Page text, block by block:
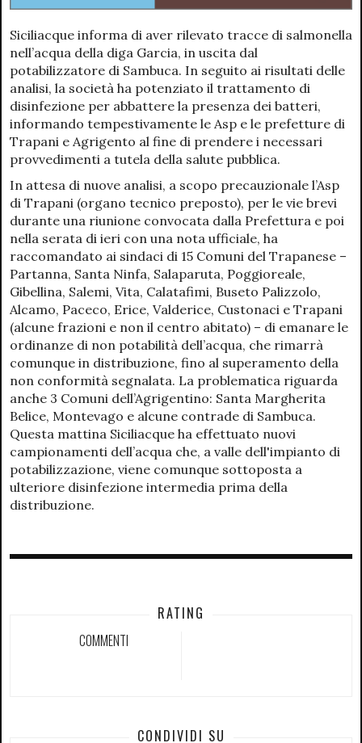
Siciliacque informa di aver rilevato tracce di salmonella
nell’acqua della diga Garcia, in uscita dal
potabilizzatore di Sambuca. In seguito ai risultati delle
analisi, la società ha potenziato il trattamento di
disinfezione per abbattere la presenza dei batteri,
informando tempestivamente le Asp e le prefetture di
Trapani e Agrigento al fine di prendere i necessari
provvedimenti a tutela della salute pubblica.
In attesa di nuove analisi, a scopo precauzionale l’Asp
di Trapani (organo tecnico preposto), per le vie brevi
durante una riunione convocata dalla Prefettura e poi
nella serata di ieri con una nota ufficiale, ha
raccomandato ai sindaci di 15 Comuni del Trapanese –
Partanna, Santa Ninfa, Salaparuta, Poggioreale,
Gibellina, Salemi, Vita, Calatafimi, Buseto Palizzolo,
Alcamo, Paceco, Erice, Valderice, Custonaci e Trapani
(alcune frazioni e non il centro abitato) – di emanare le
ordinanze di non potabilità dell’acqua, che rimarrà
comunque in distribuzione, fino al superamento della
non conformità segnalata. La problematica riguarda
anche 3 Comuni dell’Agrigentino: Santa Margherita
Belice, Montevago e alcune contrade di Sambuca.
Questa mattina Siciliacque ha effettuato nuovi
campionamenti dell’acqua che, a valle dell'impianto di
potabilizzazione, viene comunque sottoposta a
ulteriore disinfezione intermedia prima della
distribuzione.
RATING
COMMENTI
CONDIVIDI SU